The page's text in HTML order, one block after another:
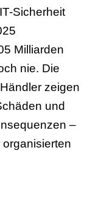
Sicherheit
Milliarden
nie. Die
zeigen
und
–